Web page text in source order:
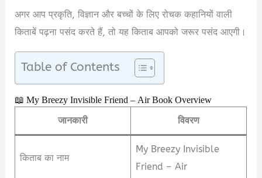
अगर आप प्रकृति, विज्ञान और बच्चों के लिए रोचक कहानियों वाली
किताबें पढ़ना पसंद करते हैं, तो यह किताब आपको जरूर पसंद आएगी।
Table of Contents
📖 My Breezy Invisible Friend – Air Book Overview
जानकारी विवरण
किताब का नाम
My Breezy Invisible
Friend – Air